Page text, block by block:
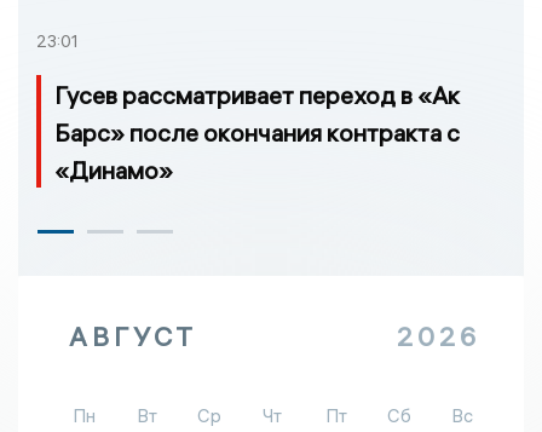
23:01
Гусев рассматривает переход в «Ак
Барс» после окончания контракта с
«Динамо»
АВГУСТ 2026
Пн Вт Ср Чт Пт Сб
Вс